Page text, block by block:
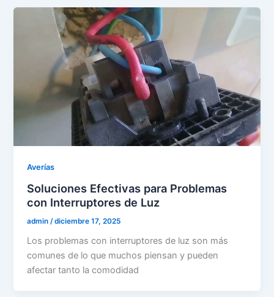
Averías
Soluciones Efectivas para Problemas
con Interruptores de Luz
admin /diciembre 17, 2025
Los problemas con interruptores de luz son más
comunes de lo que muchos piensan y pueden
afectar tanto la comodidad